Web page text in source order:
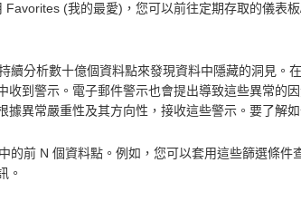
(我的最愛)，您可以前往定期存取的儀表
續分析數十億個資料點來發現資料中隱藏的洞見。
收到警示。電子郵件警示也會提出導致這些異常的
據異常嚴重性及其方向性，接收這些警示。要了解如
的前 N 個資料點。例如，您可以套用這些篩選條
。